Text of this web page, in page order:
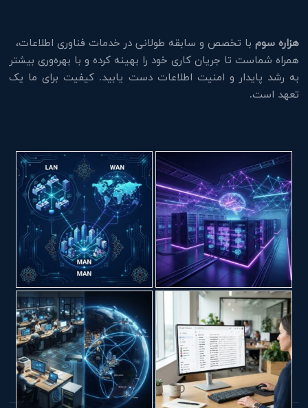
هزاره سوم با تخصص و سابقه طولانی در خدمات فناوری اطلاعات،
همراه شماست تا جریان کاری خود را بهینه کرده و با بهره‌وری بیشتر
به رشد پایدار و امنیت اطلاعات دست یابید. کیفیت برای ما یک
تعهد است.